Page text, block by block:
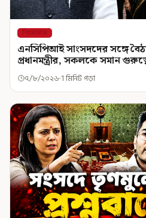
শিরোনাম
এনসিপিআই সাংসদদের সঙ্গে
প্রধানমন্ত্রীর, সকলকে সমান
৭/৮/২০২৬ 1 মিনিট পড়া